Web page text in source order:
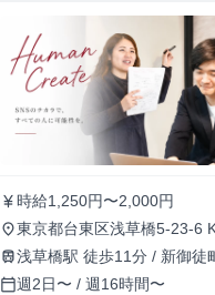
currency_yen時給1,250円〜2,000円
place東京都台東区浅草橋5-23-6
train浅草橋駅 徒歩11分 / 新御徒
calendar_today週2日〜 / 週16時間〜